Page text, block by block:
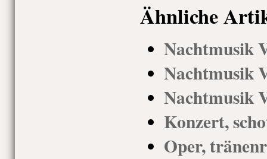
Ähnliche
Nachtmusik
Nachtmusik
Nachtmusik
Konzert,
Oper,